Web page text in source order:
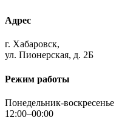
Адрес
г. Хабаровск,
ул. Пионерская, д. 2Б
Режим работы
Понедельник-воскресенье
12:00–00:00